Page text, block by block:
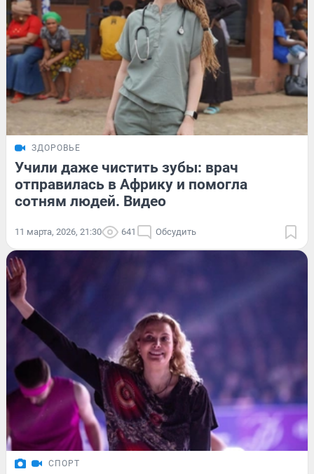
ЗДОРОВЬЕ
Учили даже чистить зубы: врач
отправилась в Африку и помогла
сотням людей. Видео
11 марта, 2026, 21:30 641 Обсудить
СПОРТ